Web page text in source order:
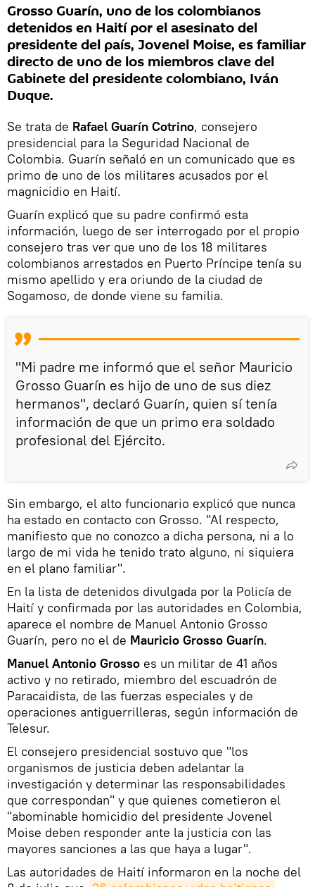
Grosso Guarín, uno de los colombianos
detenidos en Haití por el asesinato del
presidente del país, Jovenel Moise, es familiar
directo de uno de los miembros clave del
Gabinete del presidente colombiano, Iván
Duque.
Se trata de Rafael Guarín Cotrino, consejero
presidencial para la Seguridad Nacional de
Colombia. Guarín señaló en un comunicado que es
primo de uno de los militares acusados por el
magnicidio en Haití.
Guarín explicó que su padre confirmó esta
información, luego de ser interrogado por el propio
consejero tras ver que uno de los 18 militares
colombianos arrestados en Puerto Príncipe tenía su
mismo apellido y era oriundo de la ciudad de
Sogamoso, de donde viene su familia.
"Mi padre me informó que el señor Mauricio
Grosso Guarín es hijo de uno de sus diez
hermanos", declaró Guarín, quien sí tenía
información de que un primo era soldado
profesional del Ejército.
Sin embargo, el alto funcionario explicó que nunca
ha estado en contacto con Grosso. "Al respecto,
manifiesto que no conozco a dicha persona, ni a lo
largo de mi vida he tenido trato alguno, ni siquiera
en el plano familiar".
En la lista de detenidos divulgada por la Policía de
Haití y confirmada por las autoridades en Colombia,
aparece el nombre de Manuel Antonio Grosso
Guarín, pero no el de Mauricio Grosso Guarín.
Manuel Antonio Grosso es un militar de 41 años
activo y no retirado, miembro del escuadrón de
Paracaidista, de las fuerzas especiales y de
operaciones antiguerrilleras, según información de
Telesur.
El consejero presidencial sostuvo que "los
organismos de justicia deben adelantar la
investigación y determinar las responsabilidades
que correspondan" y que quienes cometieron el
"abominable homicidio del presidente Jovenel
Moise deben responder ante la justicia con las
mayores sanciones a las que haya a lugar".
Las autoridades de Haití informaron en la noche del